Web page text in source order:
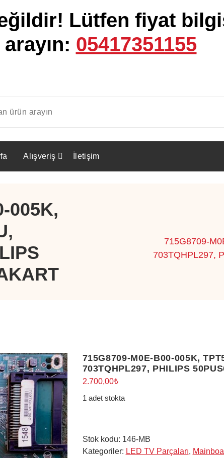
Lütfen fiyat
arayın: 05417351155
Alışveriş İletişim
005K,
715G8709-
703TQHPL297,
715G8709-M0E-B00-005K,
703TQHPL297, PHILIPS
2.700,00₺
1 adet stokta
Stok kodu: 146-MB
Kategoriler: LED TV Parçaları,